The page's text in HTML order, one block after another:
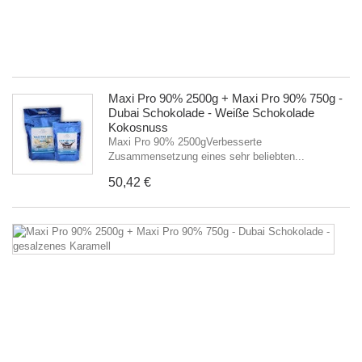
Maxi Pro 90% 2500g + Maxi Pro 90% 750g -
Dubai Schokolade - Weiße Schokolade
Kokosnuss
Maxi Pro 90% 2500gVerbesserte
Zusammensetzung eines sehr beliebten...
50,42 €